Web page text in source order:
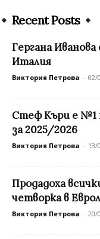
Recent Posts
Гергана
Италия
Виктория Петрова - 02/
Стеф Къри е №1
за 2025/2026
Виктория Петрова - 13/
Продадоха
четворка в
Виктория Петрова - 20/